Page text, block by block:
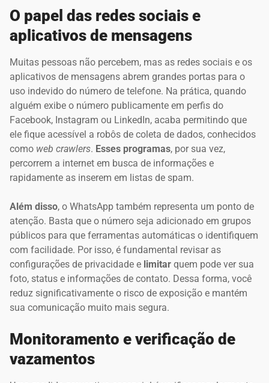
O papel das redes sociais e
aplicativos de mensagens
Muitas pessoas não percebem, mas as redes sociais e os
aplicativos de mensagens abrem grandes portas para o
uso indevido do número de telefone. Na prática, quando
alguém exibe o número publicamente em perfis do
Facebook, Instagram ou LinkedIn, acaba permitindo que
ele fique acessível a robôs de coleta de dados, conhecidos
como web crawlers. Esses programas, por sua vez,
percorrem a internet em busca de informações e
rapidamente as inserem em listas de spam.
Além disso, o WhatsApp também representa um ponto de
atenção. Basta que o número seja adicionado em grupos
públicos para que ferramentas automáticas o identifiquem
com facilidade. Por isso, é fundamental revisar as
configurações de privacidade e limitar quem pode ver sua
foto, status e informações de contato. Dessa forma, você
reduz significativamente o risco de exposição e mantém
sua comunicação muito mais segura.
Monitoramento e verificação de
vazamentos